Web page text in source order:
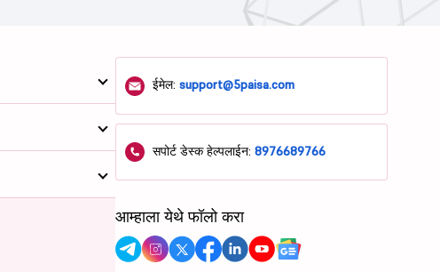
ईमेल:support@5paisa.com
सपोर्ट डेस्क हेल्पलाईन:8976689766
आम्हाला येथे फॉलो करा